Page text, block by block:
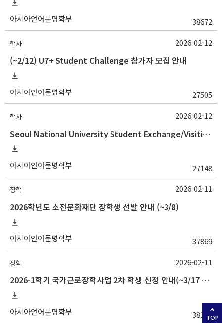
아시아언어문명학부 38672
학사
(~2/12) U7+ Student Challenge 참가자 모집 안내
아시아언어문명학부 27505
2026-02-12
학사
Seoul National University Student Exchange/Visiting Program Guideline (Fall 2026 Admission) / 2026학년도 2학기 국제교환방문학생 프로그램 선발 절차 안
아시아언어문명학부 27148
2026-02-12
장학
2026학년도 소전문화재단 장학생 선발 안내 (~3/8)
아시아언어문명학부 37869
2026-02-11
장학
2026-1학기 국가근로장학사업 2차 학생 신청 안내(~3/17 18:00)
아시아언어문명학부 38107
2026-02-11
TOP